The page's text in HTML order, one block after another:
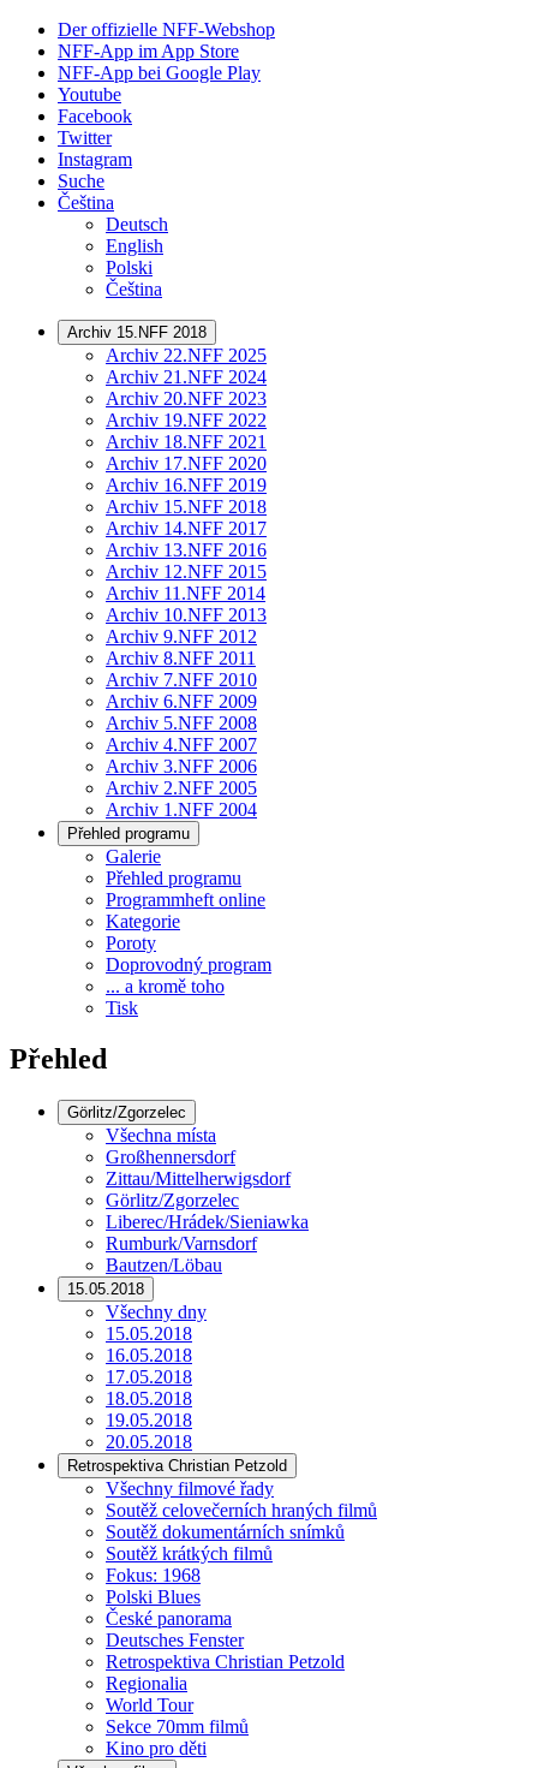
Der offizielle NFF-Webshop
NFF-App im App Store
NFF-App bei Google Play
Youtube
Facebook
Twitter
Instagram
Suche
Čeština
Deutsch
English
Polski
Čeština
Archiv 15.NFF 2018
Archiv 22.NFF 2025
Archiv 21.NFF 2024
Archiv 20.NFF 2023
Archiv 19.NFF 2022
Archiv 18.NFF 2021
Archiv 17.NFF 2020
Archiv 16.NFF 2019
Archiv 15.NFF 2018
Archiv 14.NFF 2017
Archiv 13.NFF 2016
Archiv 12.NFF 2015
Archiv 11.NFF 2014
Archiv 10.NFF 2013
Archiv 9.NFF 2012
Archiv 8.NFF 2011
Archiv 7.NFF 2010
Archiv 6.NFF 2009
Archiv 5.NFF 2008
Archiv 4.NFF 2007
Archiv 3.NFF 2006
Archiv 2.NFF 2005
Archiv 1.NFF 2004
Přehled programu
Galerie
Přehled programu
Programmheft online
Kategorie
Poroty
Doprovodný program
... a kromě toho
Tisk
Přehled
Görlitz/Zgorzelec
Všechna místa
Großhennersdorf
Zittau/Mittelherwigsdorf
Görlitz/Zgorzelec
Liberec/Hrádek/Sieniawka
Rumburk/Varnsdorf
Bautzen/Löbau
15.05.2018
Všechny dny
15.05.2018
16.05.2018
17.05.2018
18.05.2018
19.05.2018
20.05.2018
Retrospektiva Christian Petzold
Všechny filmové řady
Soutěž celovečerních hraných filmů
Soutěž dokumentárních snímků
Soutěž krátkých filmů
Fokus: 1968
Polski Blues
České panorama
Deutsches Fenster
Retrospektiva Christian Petzold
Regionalia
World Tour
Sekce 70mm filmů
Kino pro děti